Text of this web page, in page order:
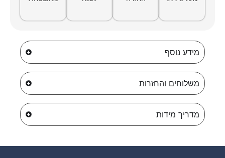
מידע נוסף
משלוחים והחזרות
מדריך מידות